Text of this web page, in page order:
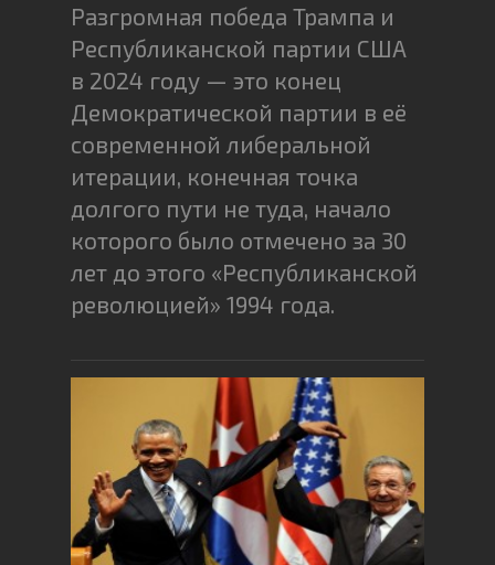
Разгромная победа Трампа и
Республиканской партии США
в 2024 году — это конец
Демократической партии в её
современной либеральной
итерации, конечная точка
долгого пути не туда, начало
которого было отмечено за 30
лет до этого «Республиканской
революцией» 1994 года.